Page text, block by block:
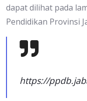
dapat dilihat pada
Pendidikan Provinsi
https://